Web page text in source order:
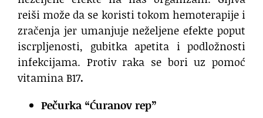
reiši može da se koristi tokom hemoterapije i
zračenja jer umanjuje neželjene efekte poput
iscrpljenosti, gubitka apetita i podložnosti
infekcijama. Protiv raka se bori uz pomoć
vitamina B17.
Pečurka “Ćuranov rep”